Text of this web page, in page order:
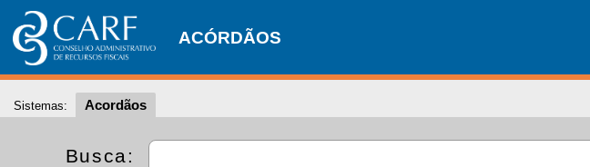
ACÓRDÃOS
Sistemas: Acordãos
Busca: